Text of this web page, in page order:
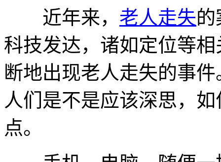
近年来， 老人走失
科技发达，诸如定位等
断地出现老人走失的事
人们是不是应该深思，
点。